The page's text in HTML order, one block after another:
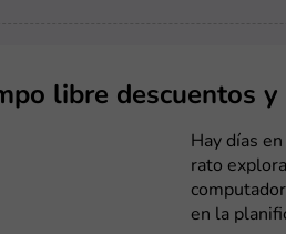
libre descuentos y
Hay días
rato
en la